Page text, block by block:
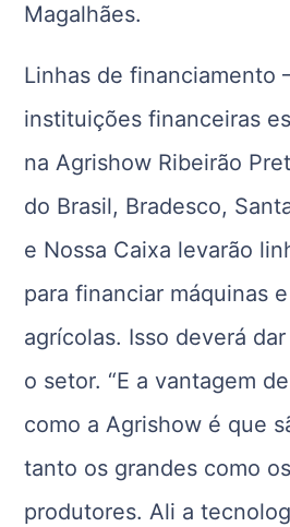
Magalhães.
Linhas de financiamento
instituições financeiras
na Agrishow Ribeirão
do Brasil, Bradesco,
e Nossa Caixa levarão
para financiar máquinas
agrícolas. Isso deverá
o setor. “E a vantagem
como a Agrishow é que
tanto os grandes como
produtores. Ali a